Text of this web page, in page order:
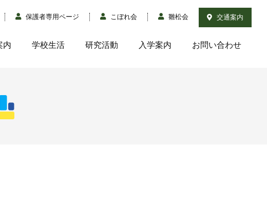
保護者専用ページ こぼれ会 雛松会 交通案内
内 学校生活 研究活動 入学案内 お問い合わせ